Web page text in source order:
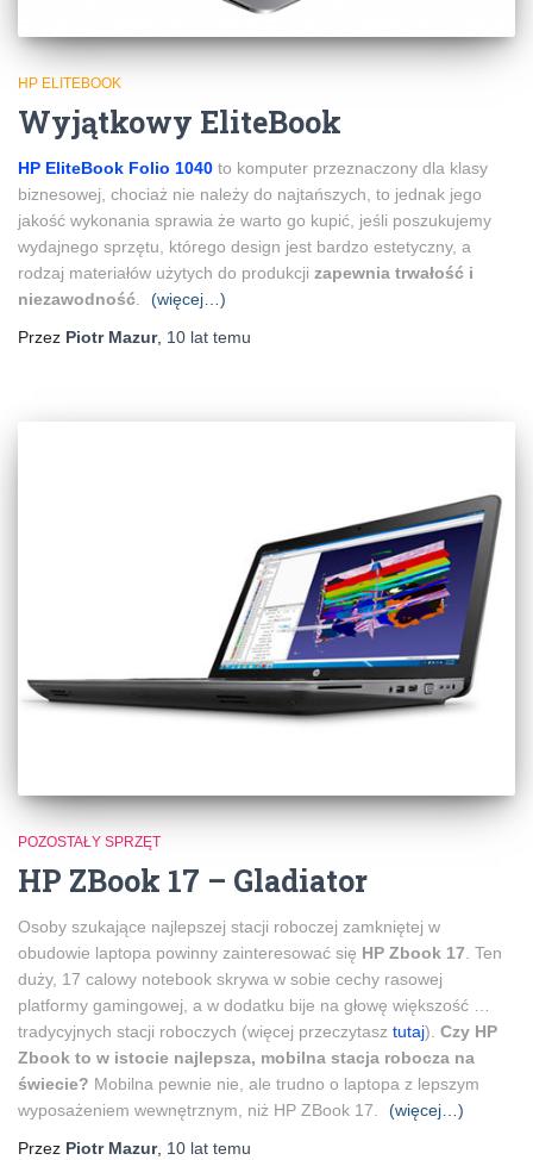
HP ELITEBOOK
Wyjątkowy EliteBook
HP EliteBook Folio 1040 to komputer przeznaczony dla klasy
biznesowej, chociaż nie należy do najtańszych, to jednak jego
jakość wykonania sprawia że warto go kupić, jeśli poszukujemy
wydajnego sprzętu, którego design jest bardzo estetyczny, a
rodzaj materiałów użytych do produkcji zapewnia trwałość i
niezawodność.
(więcej…)
Przez Piotr Mazur, 10 lat temu
POZOSTAŁY SPRZĘT
HP ZBook 17 – Gladiator
Osoby szukające najlepszej stacji roboczej zamkniętej w
obudowie laptopa powinny zainteresować się HP Zbook 17. Ten
duży, 17 calowy notebook skrywa w sobie cechy rasowej
platformy gamingowej, a w dodatku bije na głowę większość …
tradycyjnych stacji roboczych (więcej przeczytasz tutaj). Czy HP
Zbook to w istocie najlepsza, mobilna stacja robocza na
świecie? Mobilna pewnie nie, ale trudno o laptopa z lepszym
wyposażeniem wewnętrznym, niż HP ZBook 17.
(więcej…)
Przez Piotr Mazur, 10 lat temu